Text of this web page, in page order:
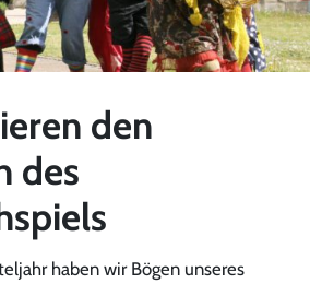
den
des
haben wir Bögen unseres